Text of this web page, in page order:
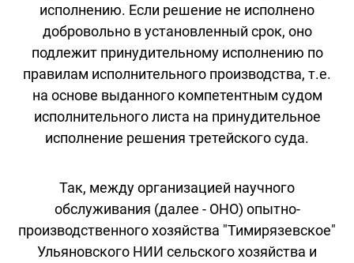
исполнению. Если решение не исполнено
добровольно в установленный срок, оно
подлежит принудительному исполнению по
правилам исполнительного производства, т.е.
на основе выданного компетентным судом
исполнительного листа на принудительное
исполнение решения третейского суда.
Так, между организацией научного
обслуживания (далее - ОНО) опытно-
производственного хозяйства "Тимирязевское"
Ульяновского НИИ сельского хозяйства и